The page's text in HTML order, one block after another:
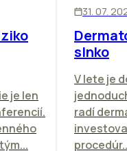
je len
31. 07.
slnko
V lete je
radí